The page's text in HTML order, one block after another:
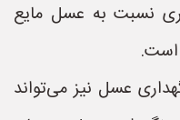
نسبت به عسل مایع
است.
عسل نیز می‌تواند